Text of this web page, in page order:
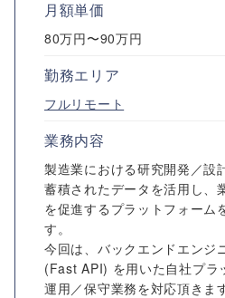
月額単価
80万円〜90万円
勤務エリア
フルリモート
業務内容
製造業における研究開発／設
蓄積されたデータを活用し、
を促進するプラットフォーム
す。
今回は、バックエンドエンジ
(Fast API) を用いた自社プラ
運用／保守業務を対応頂きま